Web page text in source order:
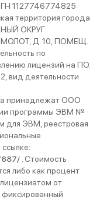
1127746774825
территория города
ОКРУГ
Д. 10, ПОМЕЩ.
по
лицензий на ПО.
вид деятельности
принадлежат ООО
программы ЭВМ №
для ЭВМ, реестровая
. Стоимость
либо как процент
от
фиксированный